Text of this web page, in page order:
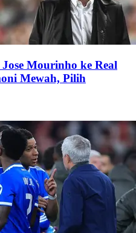
Mourinho ke Real
Mewah, Pilih